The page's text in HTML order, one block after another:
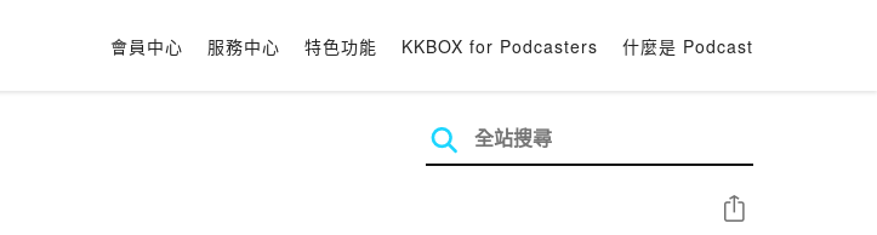
會員中心 服務中心 特色功能 KKBOX for Podcasters 什麼是 Podcast
分享